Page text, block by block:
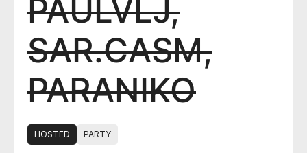
PAULVLJ,
SAR.CASM,
PARANIKO
HOSTED PARTY